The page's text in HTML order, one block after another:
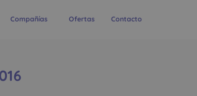
Compañías Ofertas Contacto